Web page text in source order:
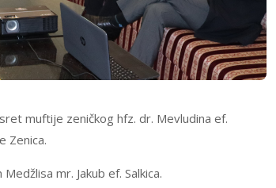
muftije zeničkog hfz. dr. Mevludina ef.
Zenica.
mr. Jakub ef. Salkica.